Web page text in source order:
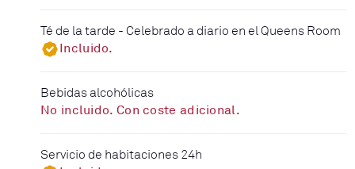
Té de la tarde - Celebrado a diario en el Queens Room
Incluido.
Bebidas alcohólicas
No incluido. Con coste adicional.
Servicio de habitaciones 24h